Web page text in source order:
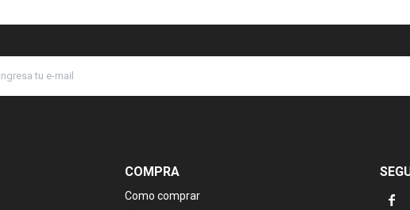
COMPRA
Como comprar
